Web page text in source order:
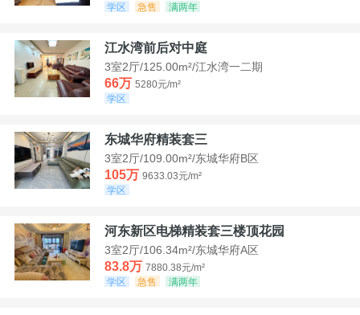
学区
急售 满两年
江水湾前后对中庭
3室2厅/125.00m²/江水湾一二期
66万 5280元/m²
学区
东城华府精装套三
3室2厅/109.00m²/东城华府B区
105万 9633.03元/m²
学区
河东新区电梯精装套三楼顶花园
3室2厅/106.34m²/东城华府A区
83.8万 7880.38元/m²
学区
急售 满两年